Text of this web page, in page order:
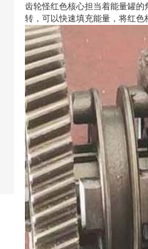
齿轮怪红色核心担当着能量罐
转，可以快速填充能量，将红